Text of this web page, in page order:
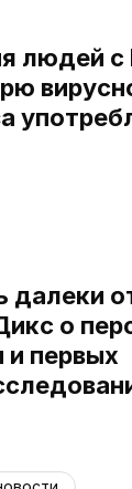
людей
о
и первых